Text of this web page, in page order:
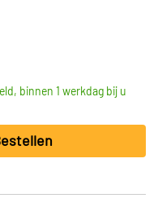
binnen 1 werkdag bij u